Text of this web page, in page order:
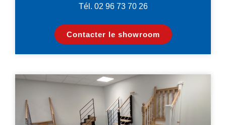
Tél. 02 96 73 70 26
Contacter le showroom